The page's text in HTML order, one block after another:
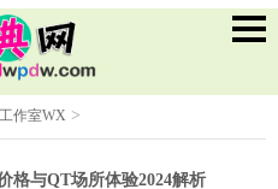
作室WX >
格与QT场所体验2024解析